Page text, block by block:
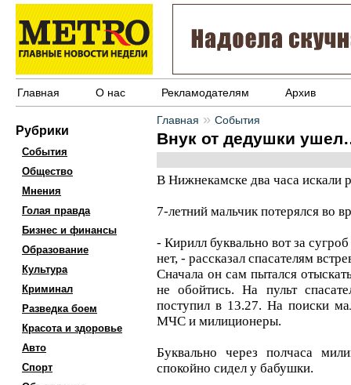
Главная О нас Рекламодателям Архив
Рубрики
События
Общество
Мнения
Голая правда
Бизнес и финансы
Образование
Культура
Криминал
Разведка боем
Красота и здоровье
Авто
Спорт
Главная » События
Внук от дедушки
В Нижнекамске два часа искали
7-летний мальчик потерялся во
- Кирилл буквально вот за
нет, - рассказал спасателям
Сначала он сам пытался
не обойтись. На пульт
поступил в 13.27. На поиски
МЧС и милиционеры.
Буквально через полчаса
спокойно сидел у бабушки.